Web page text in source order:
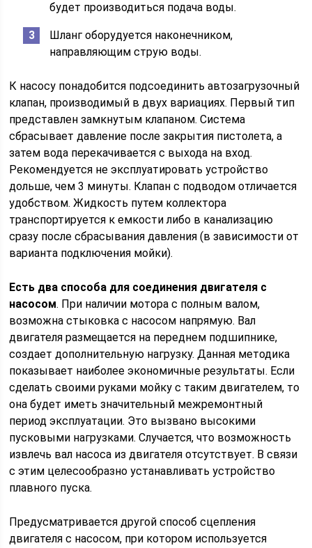
будет производиться подача воды.
Шланг оборудуется наконечником,
направляющим струю воды.
К насосу понадобится подсоединить автозагрузочный
клапан, производимый в двух вариациях. Первый тип
представлен замкнутым клапаном. Система
сбрасывает давление после закрытия пистолета, а
затем вода перекачивается с выхода на вход.
Рекомендуется не эксплуатировать устройство
дольше, чем 3 минуты. Клапан с подводом отличается
удобством. Жидкость путем коллектора
транспортируется к емкости либо в канализацию
сразу после сбрасывания давления (в зависимости от
варианта подключения мойки).
Есть два способа для соединения двигателя с
насосом. При наличии мотора с полным валом,
возможна стыковка с насосом напрямую. Вал
двигателя размещается на переднем подшипнике,
создает дополнительную нагрузку. Данная методика
показывает наиболее экономичные результаты. Если
сделать своими руками мойку с таким двигателем, то
она будет иметь значительный межремонтный
период эксплуатации. Это вызвано высокими
пусковыми нагрузками. Случается, что возможность
извлечь вал насоса из двигателя отсутствует. В связи
с этим целесообразно устанавливать устройство
плавного пуска.
Предусматривается другой способ сцепления
двигателя с насосом, при котором используется